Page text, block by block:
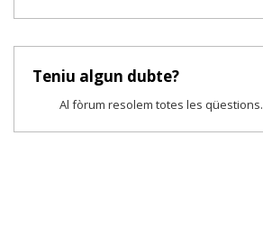
Teniu algun dubte?
Al fòrum resolem totes les qüestions.